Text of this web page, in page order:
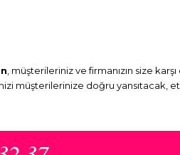
, müşterileriniz ve firmanızın size
müşterilerinize doğru yansıtacak,